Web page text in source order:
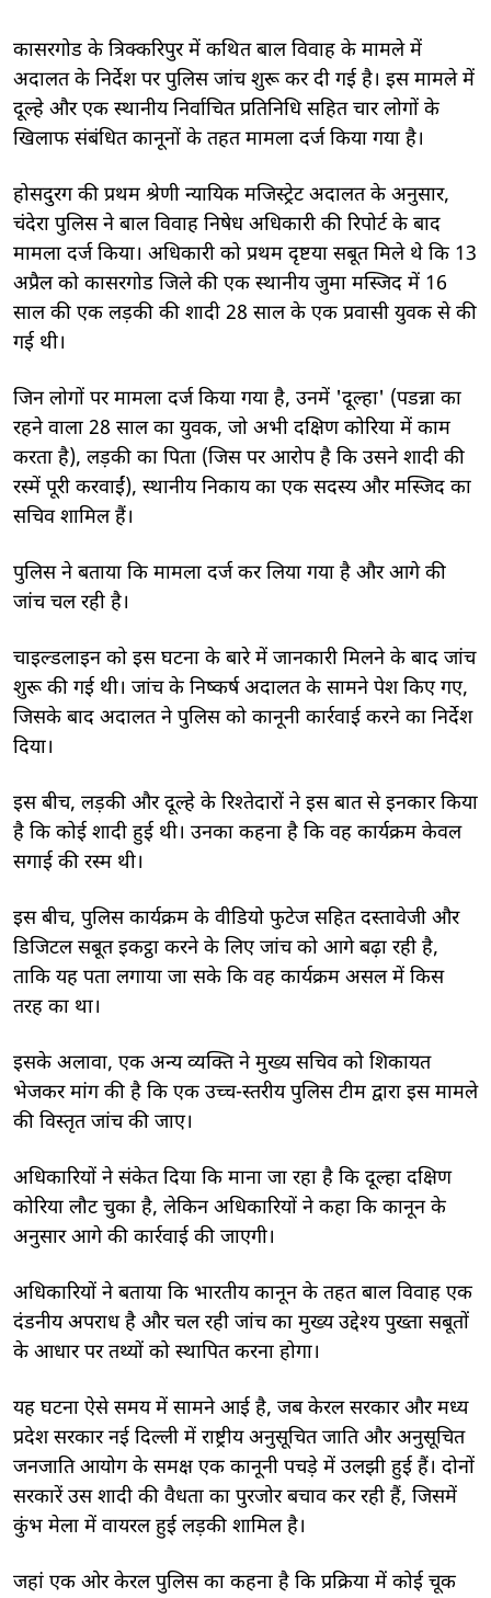
कासरगोड के त्रिक्करिपुर में कथित बाल विवाह के मामले में
अदालत के निर्देश पर पुलिस जांच शुरू कर दी गई है। इस मामले में
दूल्हे और एक स्थानीय निर्वाचित प्रतिनिधि सहित चार लोगों के
खिलाफ संबंधित कानूनों के तहत मामला दर्ज किया गया है।
होसदुरग की प्रथम श्रेणी न्यायिक मजिस्ट्रेट अदालत के अनुसार,
चंदेरा पुलिस ने बाल विवाह निषेध अधिकारी की रिपोर्ट के बाद
मामला दर्ज किया। अधिकारी को प्रथम दृष्टया सबूत मिले थे कि 13
अप्रैल को कासरगोड जिले की एक स्थानीय जुमा मस्जिद में 16
साल की एक लड़की की शादी 28 साल के एक प्रवासी युवक से की
गई थी।
जिन लोगों पर मामला दर्ज किया गया है, उनमें 'दूल्हा' (पडन्ना का
रहने वाला 28 साल का युवक, जो अभी दक्षिण कोरिया में काम
करता है), लड़की का पिता (जिस पर आरोप है कि उसने शादी की
रस्में पूरी करवाईं), स्थानीय निकाय का एक सदस्य और मस्जिद का
सचिव शामिल हैं।
पुलिस ने बताया कि मामला दर्ज कर लिया गया है और आगे की
जांच चल रही है।
चाइल्डलाइन को इस घटना के बारे में जानकारी मिलने के बाद जांच
शुरू की गई थी। जांच के निष्कर्ष अदालत के सामने पेश किए गए,
जिसके बाद अदालत ने पुलिस को कानूनी कार्रवाई करने का निर्देश
दिया।
इस बीच, लड़की और दूल्हे के रिश्तेदारों ने इस बात से इनकार किया
है कि कोई शादी हुई थी। उनका कहना है कि वह कार्यक्रम केवल
सगाई की रस्म थी।
इस बीच, पुलिस कार्यक्रम के वीडियो फुटेज सहित दस्तावेजी और
डिजिटल सबूत इकट्ठा करने के लिए जांच को आगे बढ़ा रही है,
ताकि यह पता लगाया जा सके कि वह कार्यक्रम असल में किस
तरह का था।
इसके अलावा, एक अन्य व्यक्ति ने मुख्य सचिव को शिकायत
भेजकर मांग की है कि एक उच्च-स्तरीय पुलिस टीम द्वारा इस मामले
की विस्तृत जांच की जाए।
अधिकारियों ने संकेत दिया कि माना जा रहा है कि दूल्हा दक्षिण
कोरिया लौट चुका है, लेकिन अधिकारियों ने कहा कि कानून के
अनुसार आगे की कार्रवाई की जाएगी।
अधिकारियों ने बताया कि भारतीय कानून के तहत बाल विवाह एक
दंडनीय अपराध है और चल रही जांच का मुख्य उद्देश्य पुख्ता सबूतों
के आधार पर तथ्यों को स्थापित करना होगा।
यह घटना ऐसे समय में सामने आई है, जब केरल सरकार और मध्य
प्रदेश सरकार नई दिल्ली में राष्ट्रीय अनुसूचित जाति और अनुसूचित
जनजाति आयोग के समक्ष एक कानूनी पचड़े में उलझी हुई हैं। दोनों
सरकारें उस शादी की वैधता का पुरजोर बचाव कर रही हैं, जिसमें
कुंभ मेला में वायरल हुई लड़की शामिल है।
जहां एक ओर केरल पुलिस का कहना है कि प्रक्रिया में कोई चूक